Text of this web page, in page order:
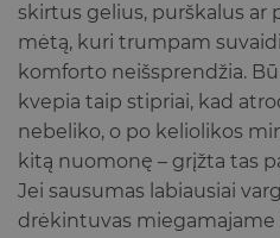
skirtus gelius, purškalus ar
mėtą, kuri trumpam
komforto neišsprendžia.
kvepia taip stipriai, kad
nebeliko, o po keliolikos
kitą nuomonę – grįžta tas
Jei sausumas labiausiai
drėkintuvas miegamajame